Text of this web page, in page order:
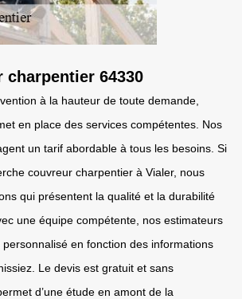
charpentier 64330
à la hauteur de toute demande,
en place des services compétentes. Nos
un tarif abordable à tous les besoins. Si
couvreur charpentier à Vialer, nous
qui présentent la qualité et la durabilité
une équipe compétente, nos estimateurs
en fonction des informations
Le devis est gratuit et sans
d’une étude en amont de la